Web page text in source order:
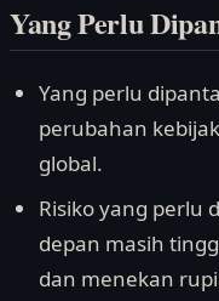
Yang Perlu
Yang perlu
perubahan
global.
Risiko yang perlu
depan masih
dan menekan